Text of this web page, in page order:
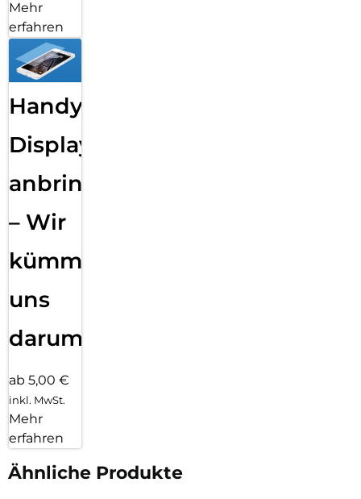
Mehr
erfahren
Handy
Displayfolie
anbringen
– Wir
kümmern
uns
darum!
ab 5,00 €
inkl. MwSt.
Mehr
erfahren
Ähnliche Produkte